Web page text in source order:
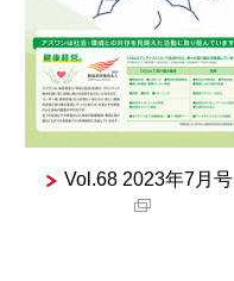
Vol.68 2023年7月号